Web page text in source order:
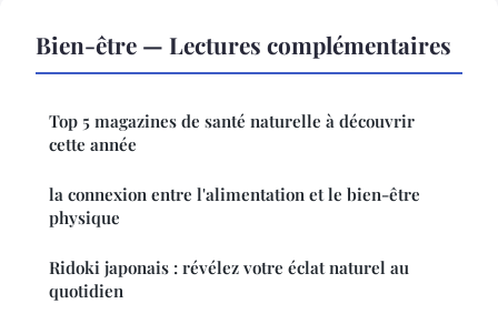
Bien-être — Lectures complémentaires
Top 5 magazines de santé naturelle à découvrir
cette année
la connexion entre l'alimentation et le bien-être
physique
Ridoki japonais : révélez votre éclat naturel au
quotidien